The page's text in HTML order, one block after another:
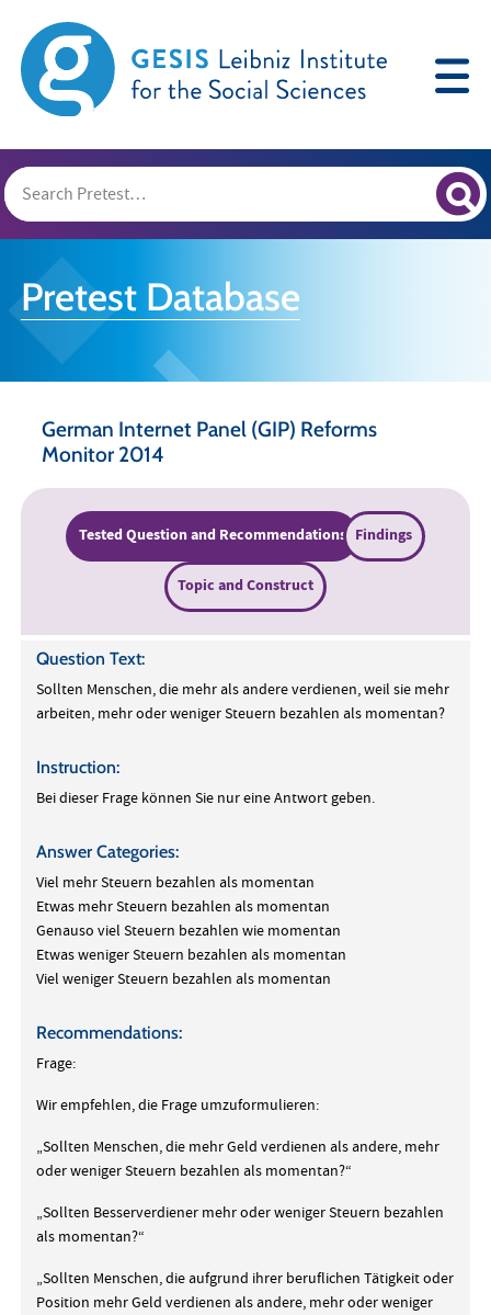
Pretest Database
German Internet Panel (GIP) Reforms
Monitor 2014
Tested Question and Recommendations Findings
Topic and Construct
Question Text:
Sollten Menschen, die mehr als andere verdienen, weil sie mehr
arbeiten, mehr oder weniger Steuern bezahlen als momentan?
Instruction:
Bei dieser Frage können Sie nur eine Antwort geben.
Answer Categories:
Viel mehr Steuern bezahlen als momentan
Etwas mehr Steuern bezahlen als momentan
Genauso viel Steuern bezahlen wie momentan
Etwas weniger Steuern bezahlen als momentan
Viel weniger Steuern bezahlen als momentan
Recommendations:
Frage:
Wir empfehlen, die Frage umzuformulieren:
„Sollten Menschen, die mehr Geld verdienen als andere, mehr
oder weniger Steuern bezahlen als momentan?“
„Sollten Besserverdiener mehr oder weniger Steuern bezahlen
als momentan?“
„Sollten Menschen, die aufgrund ihrer beruflichen Tätigkeit oder
Position mehr Geld verdienen als andere, mehr oder weniger